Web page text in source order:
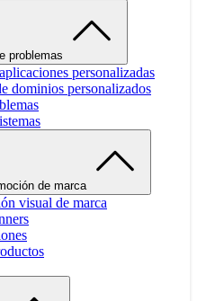
problemas
personalizadas
dominios personalizados
de marca
visual de marca